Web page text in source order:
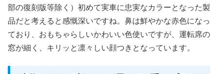
部の復刻版等除く）初めて実車に忠実なカラーとなった製
品だと考えると感慨深いですね。鼻は鮮やかな赤色になっ
ており、おもちゃらしいかわいい色使いですが、運転席の
窓が細く、キリッと凛々しい顔つきとなっています。